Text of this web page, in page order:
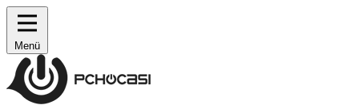
Menü